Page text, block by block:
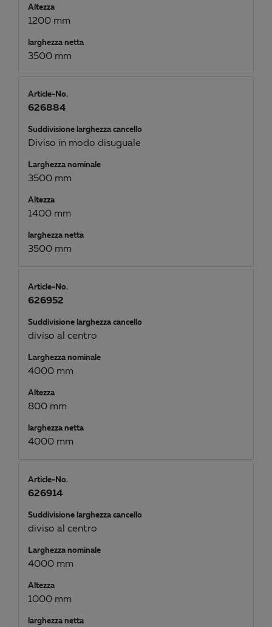
Altezza
1200 mm
larghezza netta
3500 mm
Article-No.
626884
Suddivisione larghezza cancello
Diviso in modo disuguale
Larghezza nominale
3500 mm
Altezza
1400 mm
larghezza netta
3500 mm
Article-No.
626952
Suddivisione larghezza cancello
diviso al centro
Larghezza nominale
4000 mm
Altezza
800 mm
larghezza netta
4000 mm
Article-No.
626914
Suddivisione larghezza cancello
diviso al centro
Larghezza nominale
4000 mm
Altezza
1000 mm
larghezza netta